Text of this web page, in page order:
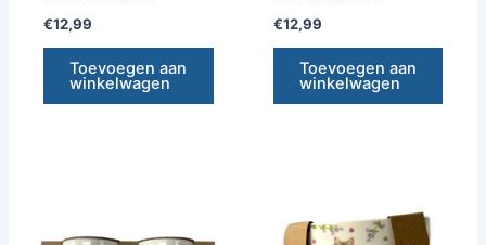
€12,99
Toevoegen aan
winkelwagen
€12,99
Toevoegen aan
winkelwagen